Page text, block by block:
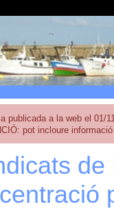
publicada a la web el 01/
pot incloure